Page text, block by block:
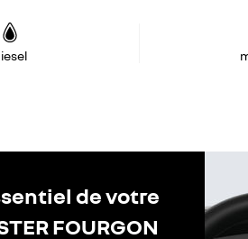
de votre
FOURGON